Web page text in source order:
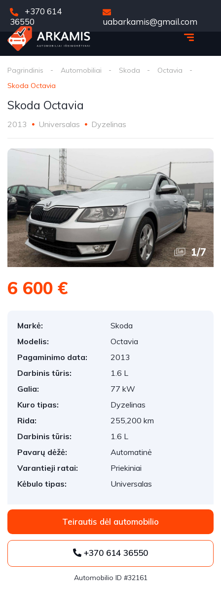
+370 614
36550
uabarkamis@gmail.com
Pagrindinis Automobiliai Skoda
Octavia
Skoda Octavia
Skoda Octavia
2013 Universalas Dyzelinas
1/7
6 600 €
Markė:
Skoda
Modelis:
Octavia
Pagaminimo data:
2013
Darbinis tūris:
1.6 L
Galia:
77 kW
Kuro tipas:
Dyzelinas
Rida:
255,200 km
Darbinis tūris:
1.6 L
Pavarų dėžė:
Automatinė
Varantieji ratai:
Priekiniai
Kėbulo tipas:
Universalas
Teirautis dėl automobilio
+370 614 36550
Automobilio ID #32161